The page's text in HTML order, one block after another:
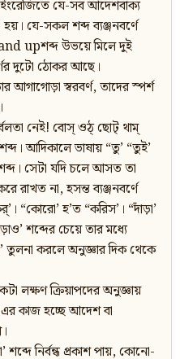
যে-সব আদেশবাক্য
যে-সকল শব্দ ব্যঞ্জনবর্ণে
upশব্দ উভয়ে মিলে দুই
দুটো ঠোকর আছে।
আগাগোড়া স্বরবর্ণ, তাদের স্পর্শ
নেই! বোস্‌ ওঠ্‌ ছোট্‌ থাম্‌
আদিকালে ভাষায় “তু’ “তুই’
সেটা যদি চলে আসত তা
রাখত না, হসন্ত ব্যঞ্জনবর্ণে
“কোরো’ হ’ত “করিস’। “দাঁড়া’
শব্দের চেয়ে তার মধ্যে
তুলনা করলে অনুজ্ঞার দিক থেকে
লক্ষণ ক্রিয়াপদের অনুজ্ঞায়
এর কাজ হচ্ছে আদেশ বা
শব্দে নির্বন্ধ প্রকাশ পায়, কোনো-